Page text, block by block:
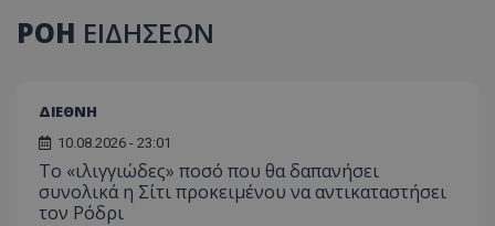
ΡΟΗ ΕΙΔΗΣΕΩΝ
ΔΙΕΘΝΗ
10.08.2026 - 23:01
Το «ιλιγγιώδες» ποσό που θα δαπανήσει
συνολικά η Σίτι προκειμένου να αντικαταστήσει
τον Ρόδρι